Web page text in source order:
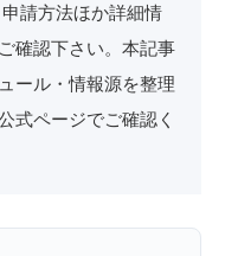
請方法ほか詳細情
確認下さい。本記事
ール・情報源を整理
式ページでご確認く